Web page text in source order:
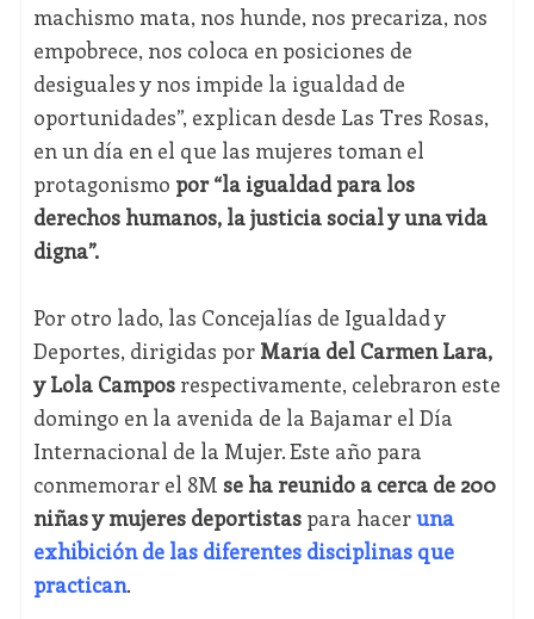
machismo mata, nos hunde, nos precariza, nos
empobrece, nos coloca en posiciones de
desiguales y nos impide la igualdad de
oportunidades”, explican desde Las Tres Rosas,
en un día en el que las mujeres toman el
protagonismo por “la igualdad para los
derechos humanos, la justicia social y una vida
digna”.
Por otro lado, las Concejalías de Igualdad y
Deportes, dirigidas por María del Carmen Lara,
y Lola Camposrespectivamente, celebraron este
domingo en la avenida de la Bajamar el Día
Internacional de la Mujer. Este año para
conmemorar el 8M se ha reunido a cerca de 200
niñas y mujeres deportistaspara haceruna
exhibición de las diferentes disciplinas que
practican.